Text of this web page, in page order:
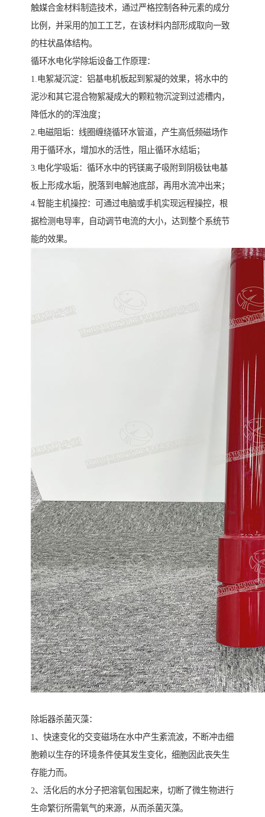
触媒合金材料制造技术，通过严格控制各种元素的成分
比例，并采用的加工工艺，在该材料内部形成取向一致
的柱状晶体结构。
循环水电化学除垢设备工作原理：
1.电絮凝沉淀：铝基电机板起到絮凝的效果，将水中的
泥沙和其它混合物絮凝成大的颗粒物沉淀到过滤槽内，
降低水的的浑浊度；
2.电磁阻垢：线圈缠绕循环水管道，产生高低频磁场作
用于循环水，增加水的活性，阻止循环水结垢；
3.电化学吸垢：循环水中的钙镁离子吸附到阴极钛电基
板上形成水垢，脱落到电解池底部，再用水流冲出来；
4.智能主机操控：可通过电脑或手机实现远程操控，根
据检测电导率，自动调节电流的大小，达到整个系统节
能的效果。
除垢器杀菌灭藻：
1、快速变化的交变磁场在水中产生紊流波，不断冲击细
胞赖以生存的环境条件使其发生变化，细胞因此丧失生
存能力而。
2、活化后的水分子把溶氧包围起来，切断了微生物进行
生命繁衍所需氧气的来源，从而杀菌灭藻。